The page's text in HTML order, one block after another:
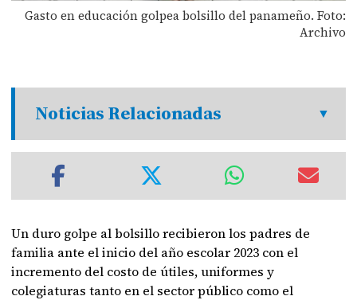
Gasto en educación golpea bolsillo del panameño. Foto:
Archivo
Noticias Relacionadas
Un duro golpe al bolsillo recibieron los padres de
familia ante el inicio del año escolar 2023 con el
incremento del costo de útiles, uniformes y
colegiaturas tanto en el sector público como el